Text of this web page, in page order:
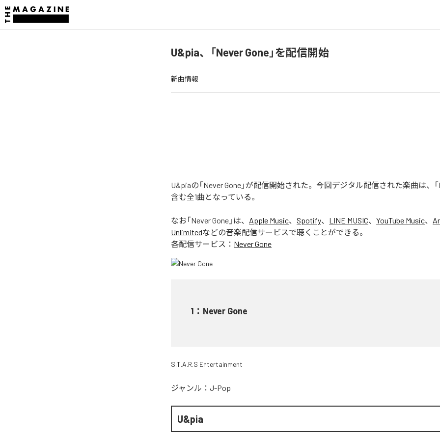
U&pia、「Never Gone」を配信開始
新曲情報
U&piaの「Never Gone」が配信開始された。今回デジタル配信された楽曲は、「
含む全1曲となっている。
なお「Never Gone 」は、 Apple Music、 Spotify、 LINE MUSIC、 YouTube Music、
Unlimitedなどの音楽配信サービスで聴くことができる。
各配信サービス： Never Gone
1 ： Never Gone
S.T.A.R.S Entertainment
ジャンル： J-Pop
U&pia